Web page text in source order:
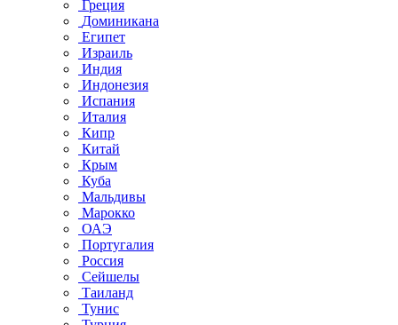
Греция
Доминикана
Египет
Израиль
Индия
Индонезия
Испания
Италия
Кипр
Китай
Крым
Куба
Мальдивы
Марокко
ОАЭ
Португалия
Россия
Сейшелы
Таиланд
Тунис